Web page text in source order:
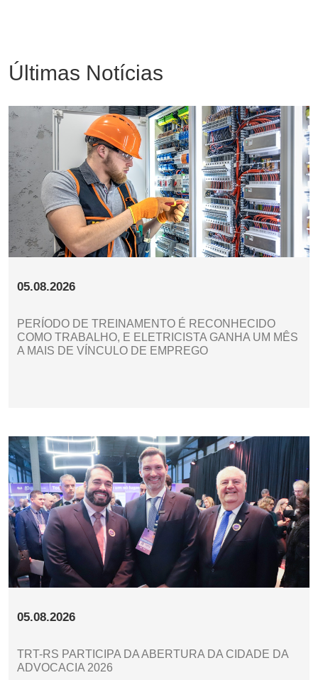
Últimas Notícias
05.08.2026
PERÍODO DE TREINAMENTO É RECONHECIDO
COMO TRABALHO, E ELETRICISTA GANHA UM MÊS
A MAIS DE VÍNCULO DE EMPREGO
05.08.2026
TRT-RS PARTICIPA DA ABERTURA DA CIDADE DA
ADVOCACIA 2026